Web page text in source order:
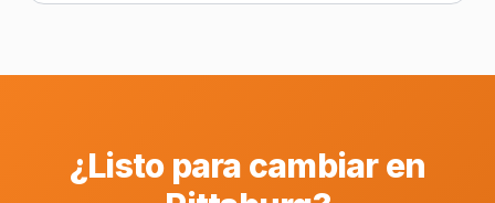
¿Listo para cambiar en